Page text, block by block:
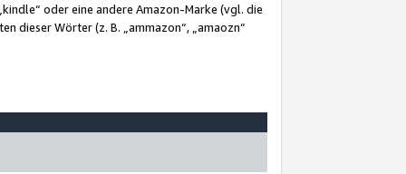
oder eine andere Amazon-Marke (vgl. die
dieser Wörter (z. B. „ammazon“, „amaozn“